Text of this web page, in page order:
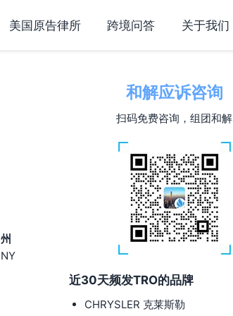
美国原告律所 跨境问答 关于我们
和解应诉咨询
扫码免费咨询，组团和解
近30天频发TRO的品牌
CHRYSLER 克莱斯勒
州
NY